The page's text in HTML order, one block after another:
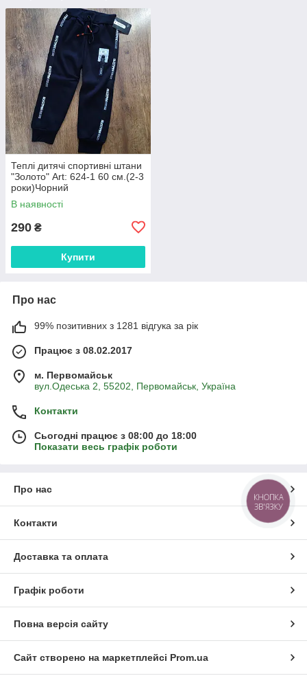
Теплі дитячі спортивні штани
"Золото" Art: 624-1 60 см.(2-3
роки)Чорний
В наявності
290 ₴
Купити
Про нас
99% позитивних з 1281 відгука за рік
Працює з 08.02.2017
м. Первомайськ
вул.Одеська 2, 55202, Первомайськ, Україна
Контакти
Сьогодні працює з 08:00 до 18:00
Показати весь графік роботи
Про нас
Контакти
Доставка та оплата
Графік роботи
Повна версія сайту
Сайт створено на маркетплейсі Prom.ua
КНОПКА
ЗВ'ЯЗКУ